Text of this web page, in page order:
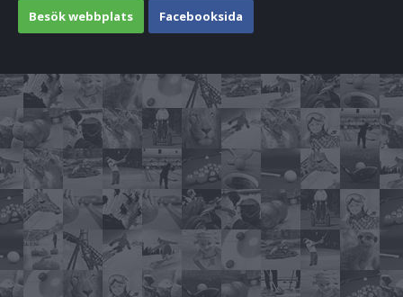
Besök webbplats Facebooksida